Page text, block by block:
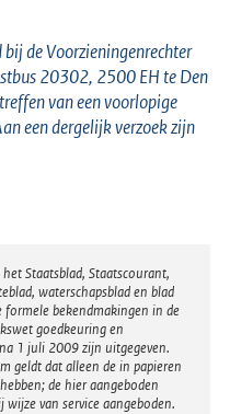
de Voorzieningenrechter
20302, 2500 EH te Den
van een voorlopige
een dergelijk verzoek zijn
Staatsblad, Staatscourant,
waterschapsblad en blad
formele bekendmakingen in de
goedkeuring en
1 juli 2009 zijn uitgegeven.
geldt dat alleen de in papieren
de hier aangeboden
van service aangeboden.